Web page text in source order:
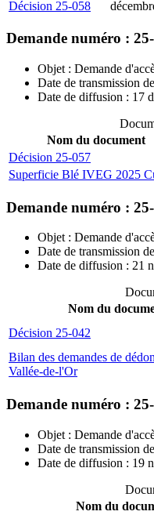
Décision 25-058
Demande numéro :
Objet : Demande
Date de transmission
Date de diffusion : 17
Nom du document
Décision 25-057
Superficie Blé IVEG 2025
Demande numéro :
Objet : Demande
Date de transmission
Date de diffusion : 21
Nom du
Décision 25-042
Bilan des demandes de
Vallée-de-l'Or
Demande numéro :
Objet : Demande
Date de transmission
Date de diffusion : 19
Nom du